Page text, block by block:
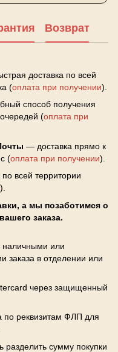
Возврат
доставка по всей
(оплата при получении).
способ получения
(оплата при
— доставка прямо к
(оплата при получении).
всей территории
).
а мы позаботимся о
заказа.
или
заказа в отделении или
через защищенный
по реквизитам ФЛП для
разделить сумму покупки